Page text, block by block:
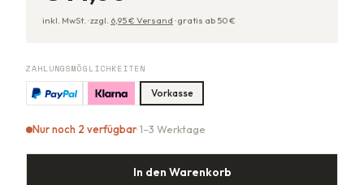
inkl. MwSt. ·zzgl. 6,95€ Versand ·gratis ab 50€
ZAHLUNGSMÖGLICHKEITEN
Vorkasse
Nur noch 2 verfügbar· 1–3 Werktage
In den Warenkorb